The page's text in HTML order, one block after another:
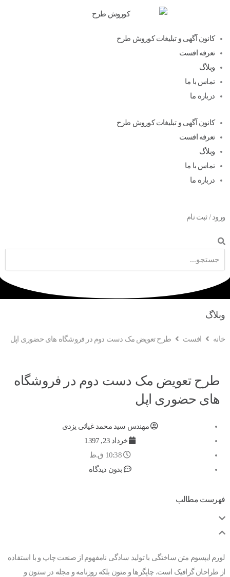
کانون آگهی و تبلیغات کوروش طرح
تعرفه افست
وبلاگ
تماس با ما
درباره ما
کانون آگهی و تبلیغات کوروش طرح
تعرفه افست
وبلاگ
تماس با ما
درباره ما
ورود / ثبت نام
وبلاگ
خانه افست طرح تعویض مک دست دوم در فروشگاه های حضوری اپل
طرح تعویض مک دست دوم در فروشگاه
های حضوری اپل
مهندس سید محمد غیاثی یزدی
خرداد 23, 1397
10:38 ق.ظ
بدون دیدگاه
فهرست مطالب
لورم ایپسوم متن ساختگی با تولید سادگی نامفهوم از صنعت چاپ و با استفاده
از طراحان گرافیک است. چاپگرها و متون بلکه روزنامه و مجله در ستون و